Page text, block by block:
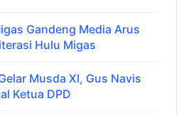
Gandeng Media Arus
Hulu Migas
Musda XI, Gus Navis
Ketua DPD